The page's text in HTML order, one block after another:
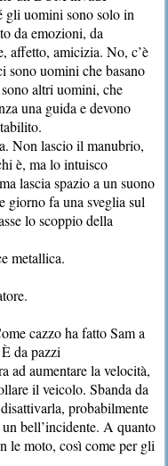
gli uomini sono solo in
da emozioni, da
affetto, amicizia. No, c’è
sono uomini che basano
altri uomini, che
una guida e devono
Non lascio il manubrio,
è, ma lo intuisco
lascia spazio a un suono
giorno fa una sveglia sul
lo scoppio della
metallica.
cazzo ha fatto Sam a
da pazzi
ad aumentare la velocità,
il veicolo. Sbanda da
probabilmente
bell’incidente. A quanto
le moto, così come per gli